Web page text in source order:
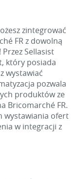
zintegrować
FR z dowolną
Sellasist
który posiada
wystawiać
pozwala
produktów ze
Bricomarché FR.
wystawiania ofert
w integracji z